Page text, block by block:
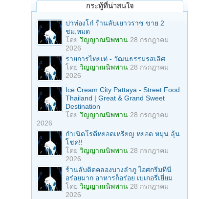
กระทู้ที่น่าสนใจ
ปาท่องโก๋ ร้านลับเยาวราช ขาย 2
ชม.หมด
โดย วิญญาณนิพพาน 28 กรกฎาคม
2026
รายการไทยเท่ - วัฒนธรรมรสเลิศ
โดย วิญญาณนิพพาน 28 กรกฎาคม
2026
Ice Cream City Pattaya - Street Food
Thailand | Great & Grand Sweet
Destination
โดย วิญญาณนิพพาน 28 กรกฎาคม
2026
กำเนิดโรตีหยอดเหรียญ หยอด หมุน ลุ้น
โชค!!
โดย วิญญาณนิพพาน 28 กรกฎาคม
2026
ร้านลับติดคลองบางลำภู ไอศกรีมที่นี่
อร่อยมาก อาหารก็อร่อย เบเกอรี่เยี่ยม
โดย วิญญาณนิพพาน 28 กรกฎาคม
2026